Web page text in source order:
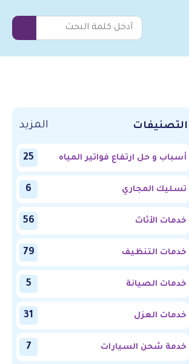
التصنيفات المزيد
أسباب و حل ارتفاع فواتير المياه 25
تسليك المجاري 6
خدمات الأثاث 56
خدمات التنظيف 79
خدمات الصيانة 5
خدمات العزل 31
خدمة شحن السيارات 7